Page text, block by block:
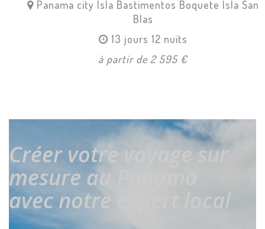
Panama city Isla Bastimentos Boquete Isla San
Blas
13 jours 12 nuits
à partir de 2 595 €
Créer votre voyage sur
mesure au Panama
avec notre expert local